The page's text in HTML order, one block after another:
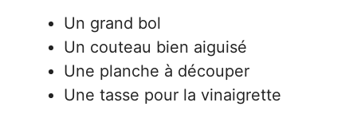
Un grand bol
Un couteau bien aiguisé
Une planche à découper
Une tasse pour la vinaigrette